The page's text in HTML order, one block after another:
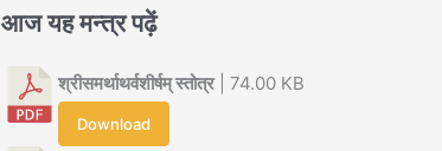
आज यह मन्त्र पढ़ें
श्रीसमर्थाथर्वशीर्षम् स्तोत्र| 74.00 KB
Download